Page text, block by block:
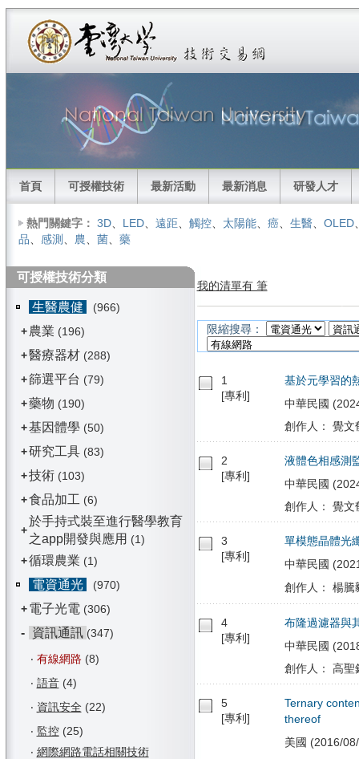
首頁 可授權技術 最新活動 最新消息 研發人才
熱門關鍵字： 3D、 LED、 遠距、 觸控、 太陽能、 癌、 生醫、 OLED
品、 感測 、 農、 菌、 藥
可授權技術分類
生醫農健
(966)
+ 農業 (196)
+醫療器材 (288)
+篩選平台 (79)
+藥物 (190)
+基因體學 (50)
+研究工具(83)
+技術(103)
+食品加工 (6)
+
於手持式裝至進行醫學教育
之app開發與應用 (1)
+循環農業 (1)
電資通光
(970)
+ 電子光電 (306)
- 資訊通訊 (347)
‧ 有線網路 (8)
‧ 語音(4)
‧ 資訊安全 (22)
‧ 監控(25)
‧ 網際網路電話相關技術
我的清單有 筆
限縮搜尋：
1
[專利]
基於元學習的
中華民國
創作人： 覺文
2
[專利]
液體色相感測
中華民國
創作人： 覺文
3
[專利]
單模態晶體光
中華民國
創作人： 楊
4
[專利]
布隆過濾器與
中華民國
創作人： 高聖
5
[專利]
Ternary
thereof
美國 (2016/